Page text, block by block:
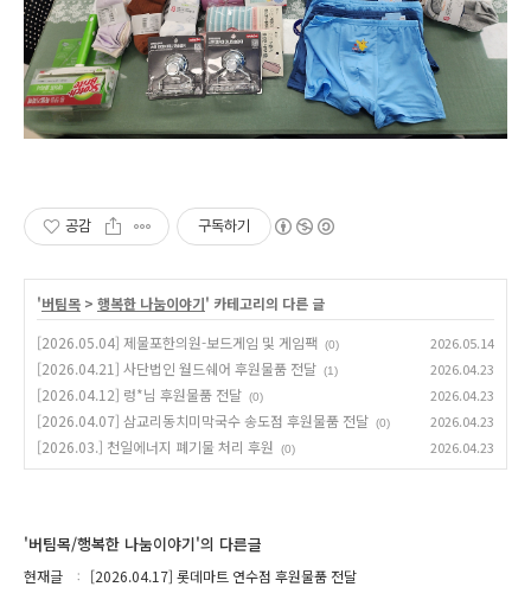
공감 구독하기
'버팀목 > 행복한 나눔이야기' 카테고리의 다른 글
[2026.05.04] 제물포한의원-보드게임 및 게임팩
(0) 2026.05.14
[2026.04.21] 사단법인 월드쉐어 후원물품 전달 (1) 2026.04.23
[2026.04.12] 렁*님 후원물품 전달 (0) 2026.04.23
[2026.04.07] 삼교리동치미막국수 송도점 후원물품 전달 (0) 2026.04.23
[2026.03.] 천일에너지 폐기물 처리 후원 (0) 2026.04.23
'버팀목/행복한 나눔이야기'의 다른글
현재글 [2026.04.17] 롯데마트 연수점 후원물품 전달